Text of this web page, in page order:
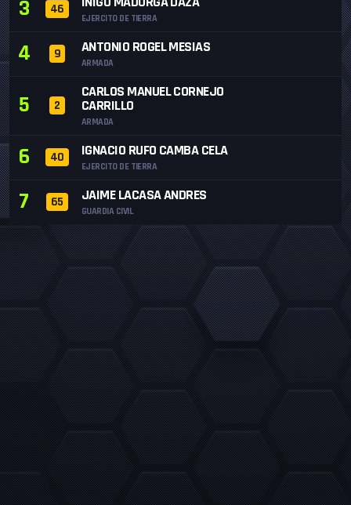
3 46
EJERCITO DE TIERRA
4 9 ANTONIO ROGEL MESIAS
ARMADA
5 2
CARLOS MANUEL CORNEJO
CARRILLO
ARMADA
6 40 IGNACIO RUFO CAMBA CELA
EJERCITO DE TIERRA
7 65 JAIME LACASA ANDRES
GUARDIA CIVIL